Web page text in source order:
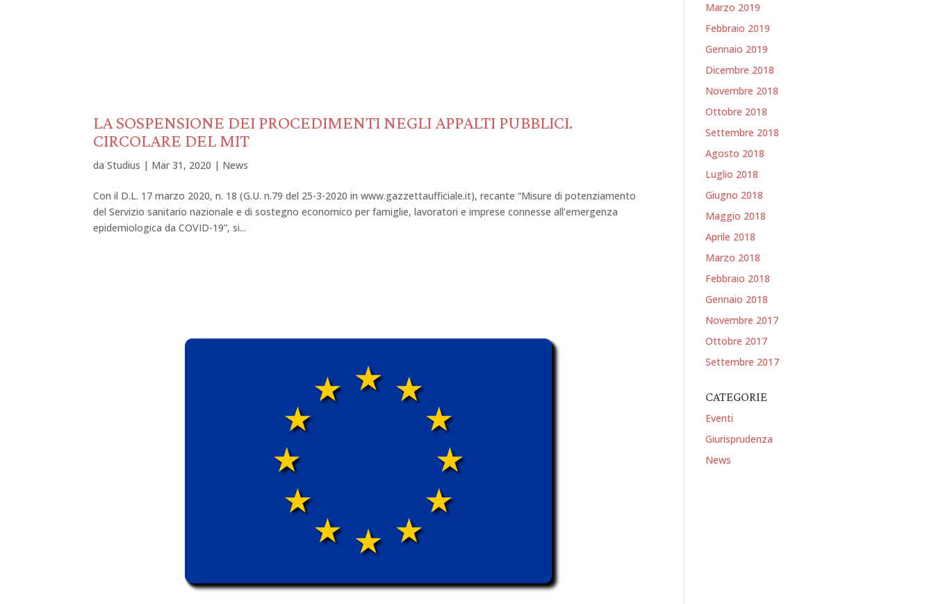
LA SOSPENSIONE DEI PROCEDIMENTI NEGLI APPALTI PUBBLICI.
CIRCOLARE DEL MIT
daStudius | Mar 31, 2020 | News
Con il D.L. 17 marzo 2020, n. 18 (G.U. n.79 del 25-3-2020 in www.gazzettaufficiale.it), recante “Misure di potenziamento
del Servizio sanitario nazionale e di sostegno economico per famiglie, lavoratori e imprese connesse all’emergenza
epidemiologica da COVID-19”, si...
Marzo 2019
Febbraio 2019
Gennaio 2019
Dicembre 2018
Novembre 2018
Ottobre 2018
Settembre 2018
Agosto 2018
Luglio 2018
Giugno 2018
Maggio 2018
Aprile 2018
Marzo 2018
Febbraio 2018
Gennaio 2018
Novembre 2017
Ottobre 2017
Settembre 2017
CATEGORIE
Eventi
Giurisprudenza
News